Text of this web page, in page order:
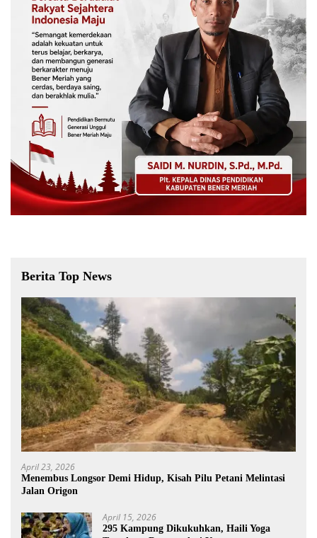
Berita Top News
April 23, 2026
Menembus Longsor Demi Hidup, Kisah Pilu Petani Melintasi
Jalan Origon
April 15, 2026
295 Kampung Dikukuhkan, Haili Yoga